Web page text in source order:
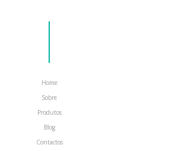
Home
Sobre
Produtos
Blog
Contactos